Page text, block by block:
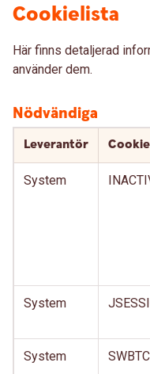
Cookielista
Här finns detaljerad
använder dem.
Nödvändiga
Leverantör Cookie
System
System
System SWBTC